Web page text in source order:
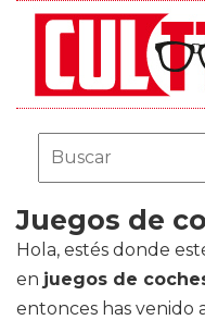
Juegos de
Hola, estés donde
en juegos de
entonces has venido